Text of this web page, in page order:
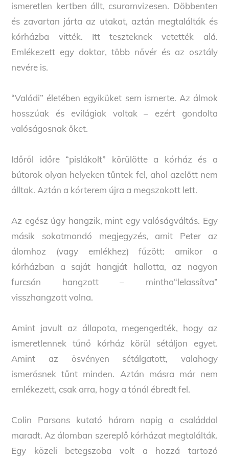
ismeretlen kertben állt, csuromvizesen. Döbbenten
és zavartan járta az utakat, aztán megtalálták és
kórházba vitték. Itt teszteknek vetették alá.
Emlékezett egy doktor, több nővér és az osztály
nevére is.
“Valódi” életében egyiküket sem ismerte. Az álmok
hosszúak és evilágiak voltak – ezért gondolta
valóságosnak őket.
Időről időre “pislákolt” körülötte a kórház és a
bútorok olyan helyeken tűntek fel, ahol azelőtt nem
álltak. Aztán a kórterem újra a megszokott lett.
Az egész úgy hangzik, mint egy valóságváltás. Egy
másik sokatmondó megjegyzés, amit Peter az
álomhoz (vagy emlékhez) fűzött: amikor a
kórházban a saját hangját hallotta, az nagyon
furcsán hangzott – mintha“lelassítva”
visszhangzott volna.
Amint javult az állapota, megengedték, hogy az
ismeretlennek tűnő kórház körül sétáljon egyet.
Amint az ösvényen sétálgatott, valahogy
ismerősnek tűnt minden. Aztán másra már nem
emlékezett, csak arra, hogy a tónál ébredt fel.
Colin Parsons kutató három napig a családdal
maradt. Az álomban szereplő kórházat megtalálták.
Egy közeli betegszoba volt a hozzá tartozó